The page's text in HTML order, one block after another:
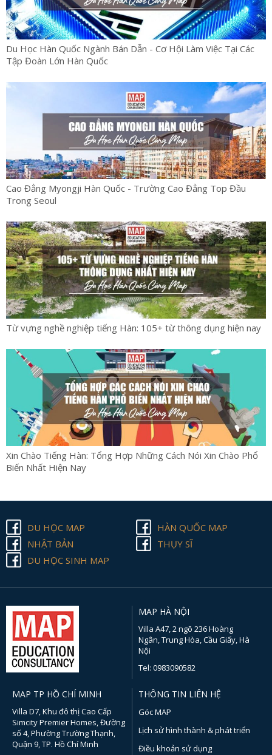
Du Học Hàn Quốc Ngành Bán Dẫn - Cơ Hội Làm Việc Tại Các
Tập Đoàn Lớn Hàn Quốc
Cao Đẳng Myongji Hàn Quốc - Trường Cao Đẳng Top Đầu
Trong Seoul
Từ vựng nghề nghiệp tiếng Hàn: 105+ từ thông dụng hiện nay
Xin Chào Tiếng Hàn: Tổng Hợp Những Cách Nói Xin Chào Phổ
Biến Nhất Hiện Nay
DU HỌC MAP
HÀN QUỐC MAP
NHẬT BẢN
THỤY SĨ
DU HỌC SINH MAP
MAP HÀ NỘI
Villa A47, 2 ngõ 236 Hoàng
Ngân, Trung Hòa, Cầu Giấy, Hà
Nội
Tel: 0983090582
MAP TP HỒ CHÍ MINH
Villa D7, Khu đô thị Cao Cấp
Simcity Premier Homes, Đường
số 4, Phường Trường Thạnh,
Quận 9, TP. Hồ Chí Minh
THÔNG TIN LIÊN HỆ
Góc MAP
Lịch sử hình thành & phát triển
Điều khoản sử dụng